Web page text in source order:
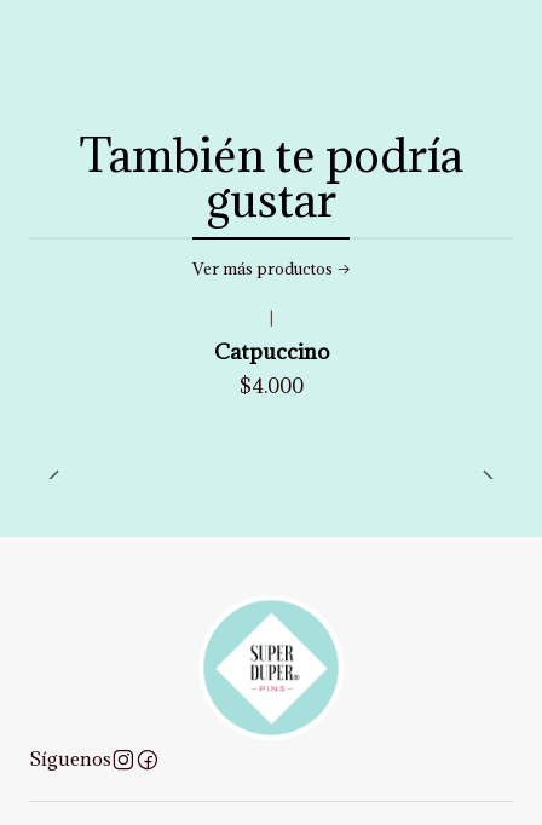
También te podría
gustar
Ver más productos
Catpuccino
$4.000
Síguenos